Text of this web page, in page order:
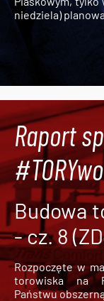
niedziela)
Raport
Budowa
- cz. 8
Rozpoczęte w
torowiska na
Państwu